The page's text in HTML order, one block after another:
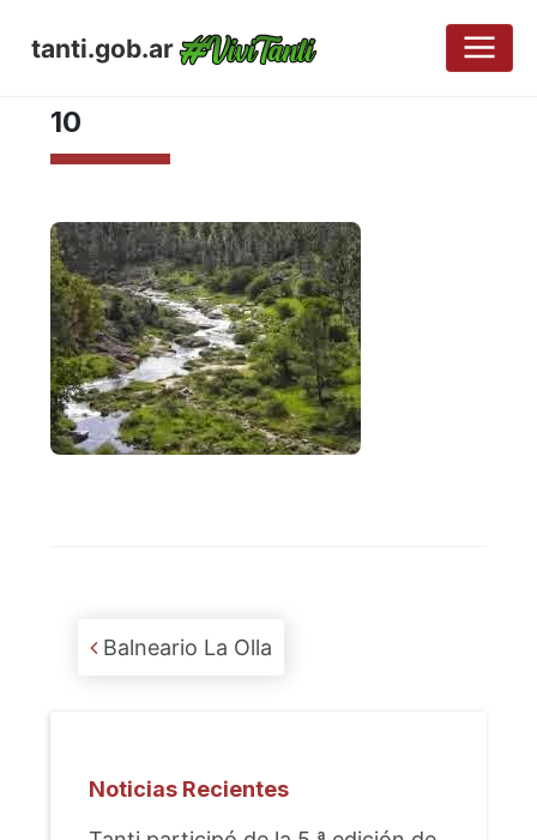
tanti.gob.ar
ABRIL 18, 2017
10
Post navigation
Balneario La Olla
Noticias Recientes